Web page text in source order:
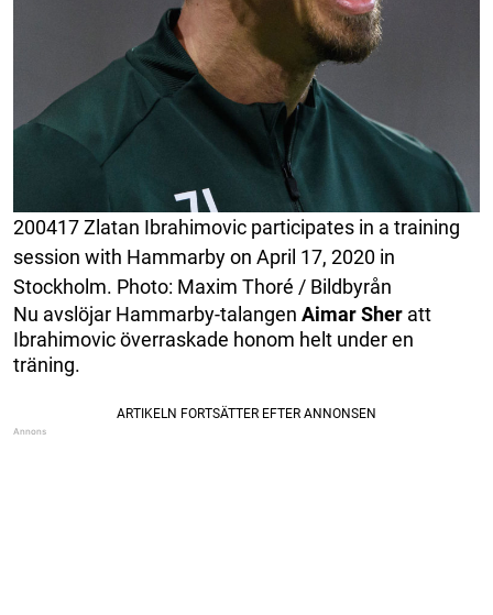
200417 Zlatan Ibrahimovic participates in a training
session with Hammarby on April 17, 2020 in
Stockholm. Photo: Maxim Thoré / Bildbyrån
Nu avslöjar Hammarby-talangen AimarSher att
Ibrahimovic överraskade honom helt under en
träning.